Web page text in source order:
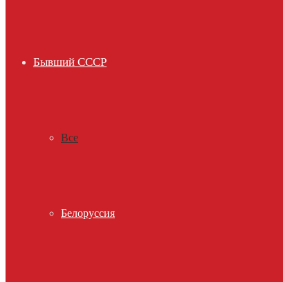
Бывший СССР
Все
Белоруссия